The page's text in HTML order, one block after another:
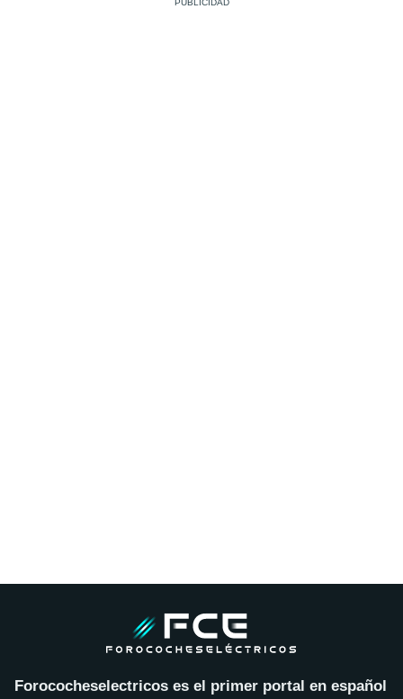
Forococheselectricos es el primer portal en español